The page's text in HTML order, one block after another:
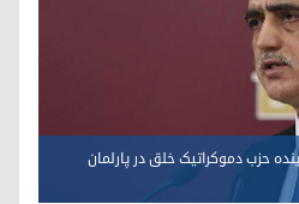
حزب دموکراتیک خلق در پارلمان